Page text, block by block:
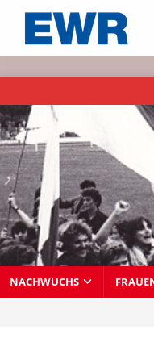
NACHWUCHS